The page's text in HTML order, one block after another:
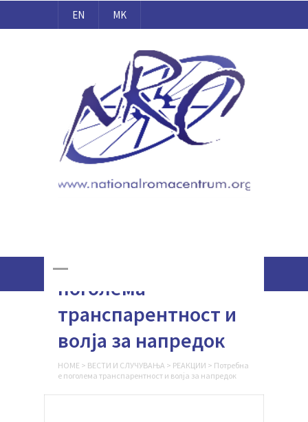
EN MK
Потребна е
поголема
транспарентност и
волја за напредок
HOME > ВЕСТИ И СЛУЧУВАЊА > РЕАКЦИИ > Потребна
е поголема транспарентност и волја за напредок